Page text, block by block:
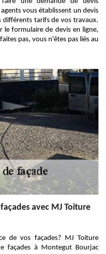
vous établissent un devis
différents tarifs de vos travaux.
le formulaire de devis en ligne,
pas, vous n'êtes pas liés au
avec MJ Toiture
de vos façades? MJ Toiture
façades à Montegut Bourjac